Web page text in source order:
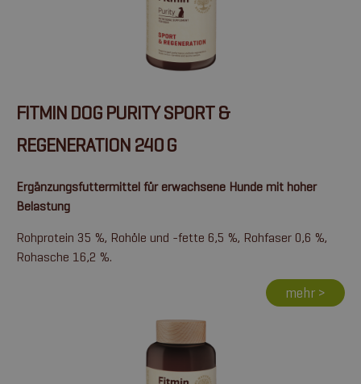
FITMIN DOG PURITY SPORT &
REGENERATION 240 G
Ergänzungsfuttermittel für erwachsene Hunde mit hoher
Belastung
Rohprotein 35 %, Rohöle und -fette 6,5 %, Rohfaser 0,6 %,
Rohasche 16,2 %.
mehr >